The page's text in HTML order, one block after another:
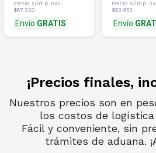
Precio s/imp. nac.
$67.320
Envío GRATIS
Precio s/imp.
$63.953
Envío
¡Precios finales,
Nuestros precios son en
los costos de
Fácil y conveniente, sin
trámites de aduana.